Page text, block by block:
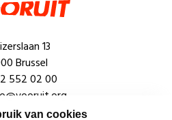
van cookies
13
Brussel
552 02 00